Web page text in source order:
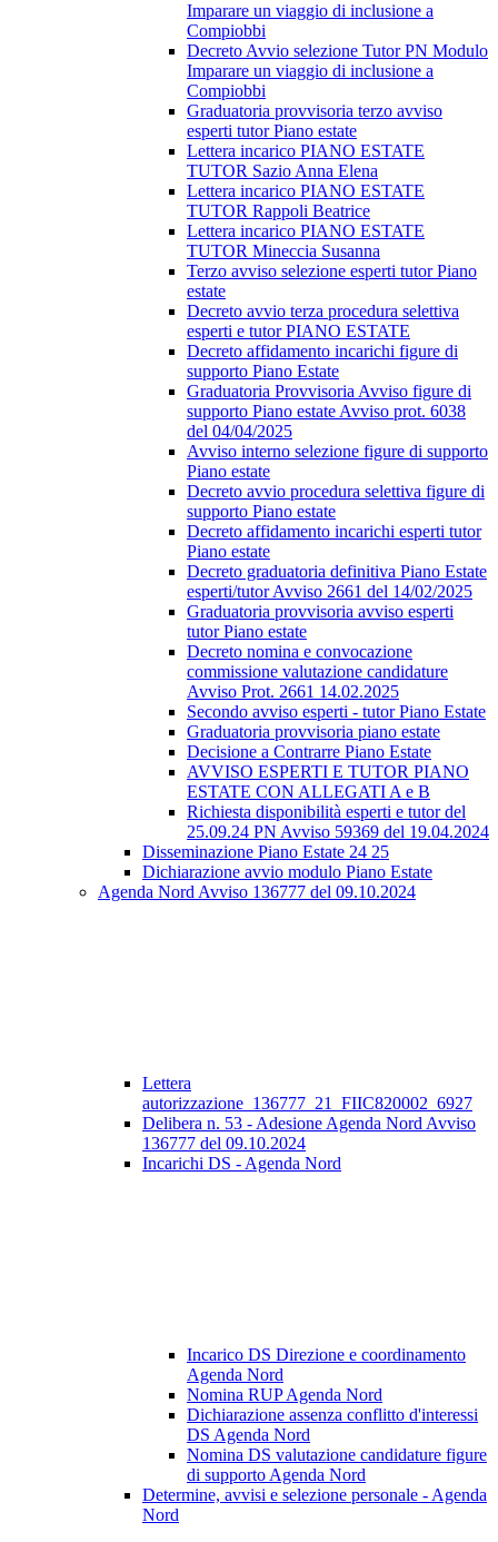
Imparare un viaggio di inclusione a
Compiobbi
Decreto Avvio selezione Tutor PN Modulo
Imparare un viaggio di inclusione a
Compiobbi
Graduatoria provvisoria terzo avviso
esperti tutor Piano estate
Lettera incarico PIANO ESTATE
TUTOR Sazio Anna Elena
Lettera incarico PIANO ESTATE
TUTOR Rappoli Beatrice
Lettera incarico PIANO ESTATE
TUTOR Mineccia Susanna
Terzo avviso selezione esperti tutor Piano
estate
Decreto avvio terza procedura selettiva
esperti e tutor PIANO ESTATE
Decreto affidamento incarichi figure di
supporto Piano Estate
Graduatoria Provvisoria Avviso figure di
supporto Piano estate Avviso prot. 6038
del 04/04/2025
Avviso interno selezione figure di supporto
Piano estate
Decreto avvio procedura selettiva figure di
supporto Piano estate
Decreto affidamento incarichi esperti tutor
Piano estate
Decreto graduatoria definitiva Piano Estate
esperti/tutor Avviso 2661 del 14/02/2025
Graduatoria provvisoria avviso esperti
tutor Piano estate
Decreto nomina e convocazione
commissione valutazione candidature
Avviso Prot. 2661 14.02.2025
Secondo avviso esperti - tutor Piano Estate
Graduatoria provvisoria piano estate
Decisione a Contrarre Piano Estate
AVVISO ESPERTI E TUTOR PIANO
ESTATE CON ALLEGATI A e B
Richiesta disponibilità esperti e tutor del
25.09.24 PN Avviso 59369 del 19.04.2024
Disseminazione Piano Estate 24 25
Dichiarazione avvio modulo Piano Estate
Agenda Nord Avviso 136777 del 09.10.2024
Lettera
autorizzazione_136777_21_FIIC820002_6927
Delibera n. 53 - Adesione Agenda Nord Avviso
136777 del 09.10.2024
Incarichi DS - Agenda Nord
Incarico DS Direzione e coordinamento
Agenda Nord
Nomina RUP Agenda Nord
Dichiarazione assenza conflitto d'interessi
DS Agenda Nord
Nomina DS valutazione candidature figure
di supporto Agenda Nord
Determine, avvisi e selezione personale - Agenda
Nord